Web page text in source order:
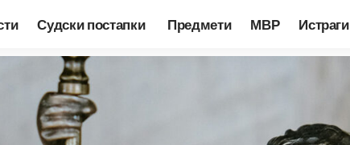
Судски постапки Предмети МВР Истраги